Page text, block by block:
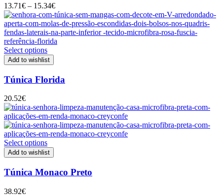
13.71€ – 15.34€Price
range:
13.71€
through
15.34€
Select options
Add to wishlist
Túnica Florida
20.52€
Select options
Add to wishlist
Túnica Monaco Preto
38.92€